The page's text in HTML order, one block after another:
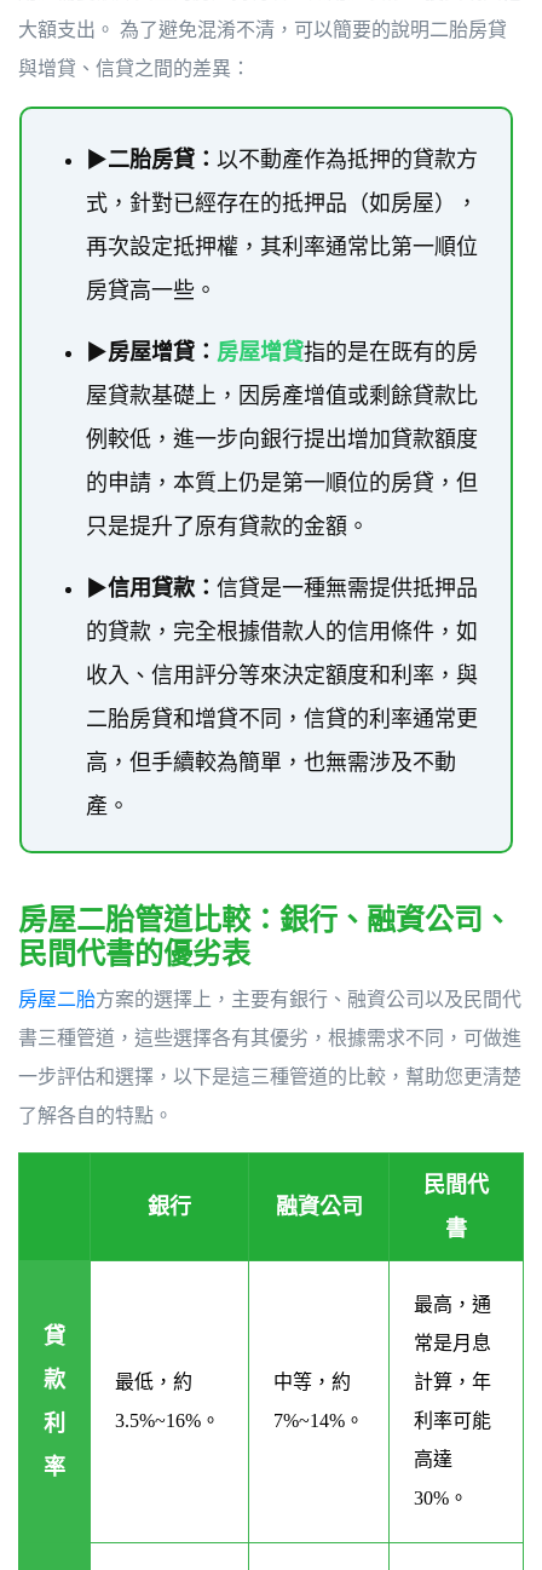
大額支出。 為了避免混淆不清，可以簡要的說明二胎房貸
與增貸、信貸之間的差異：
▶二胎房貸： 以不動產作為抵押的貸款方
式，針對已經存在的抵押品（如房屋），
再次設定抵押權，其利率通常比第一順位
房貸高一些。
▶房屋增貸： 房屋增貸指的是在既有的房
屋貸款基礎上，因房產增值或剩餘貸款比
例較低，進一步向銀行提出增加貸款額度
的申請，本質上仍是第一順位的房貸，但
只是提升了原有貸款的金額。
▶信用貸款： 信貸是一種無需提供抵押品
的貸款，完全根據借款人的信用條件，如
收入、信用評分等來決定額度和利率，與
二胎房貸和增貸不同，信貸的利率通常更
高，但手續較為簡單，也無需涉及不動
產。
房屋二胎管道比較：銀行、融資公司、
民間代書的優劣表
房屋二胎方案的選擇上，主要有銀行、融資公司以及民間代
書三種管道，這些選擇各有其優劣，根據需求不同，可做進
一步評估和選擇，以下是這三種管道的比較，幫助您更清楚
了解各自的特點。
銀行 融資公司
民間代
書
貸
款
利
率
最低，約
3.5%~16%。
中等，約
7%~14%。
最高，通
常是月息
計算，年
利率可能
高達
30%。